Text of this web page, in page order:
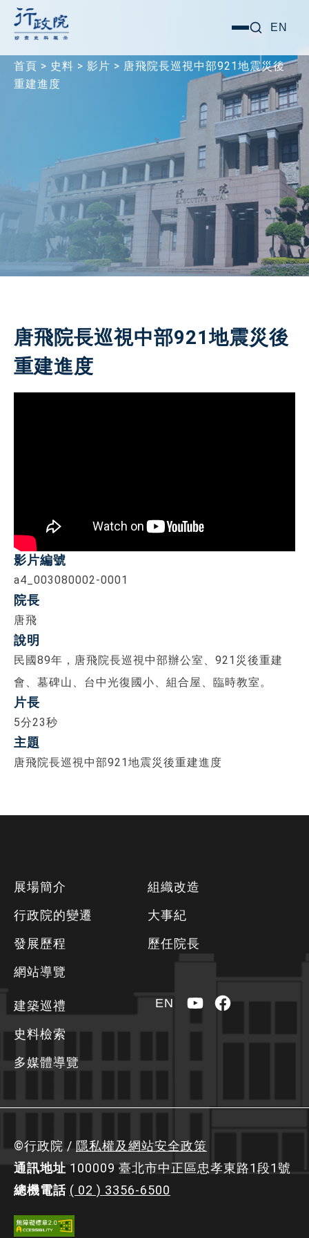
主
選
EN
首頁 > 史料 > 影片 > 唐飛院長巡視中部921地震災後
重建進度
唐飛院長巡視中部921地震災後
重建進度
影片編號
a4_003080002-0001
院長
唐飛
說明
民國89年，唐飛院長巡視中部辦公室、921災後重建
會、墓碑山、台中光復國小、組合屋、臨時教室。
片長
5分23秒
主題
唐飛院長巡視中部921地震災後重建進度
展場簡介
行政院的變遷
發展歷程
網站導覽
組織改造
大事紀
歷任院長
建築巡禮
史料檢索
多媒體導覽
EN YouTubeFacebook
©行政院 / 隱私權及網站安全政策
通訊地址 100009 臺北市中正區忠孝東路1段1號
總機電話 ( 02 ) 3356-6500